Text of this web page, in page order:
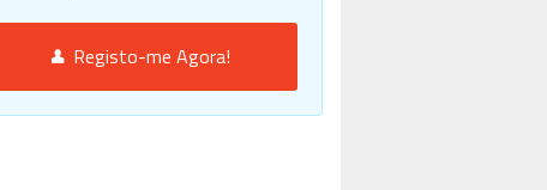
Registo-me Agora!